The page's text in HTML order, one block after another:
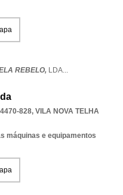
REBELO, LDA...
828, VILA NOVA TELHA
máquinas e equipamentos